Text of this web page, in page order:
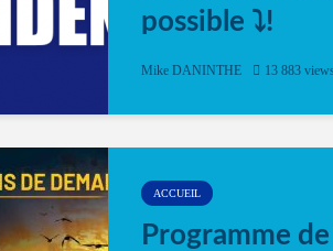
possible ⤵️!
Désormais, il est possible
Mike DANINTHE 13 883 views
ACCUEIL
Programme